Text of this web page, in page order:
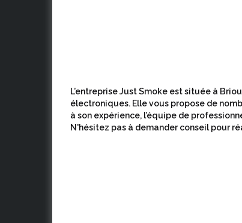
L’entreprise Just Smoke est située à
électroniques. Elle vous propose de
à son expérience, l’équipe de
N'hésitez pas à demander conseil pour